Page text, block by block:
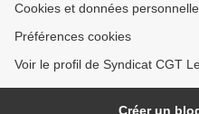
Cookies et données
Préférences cookies
Voir le profil de Syndicat CGT
Créer un